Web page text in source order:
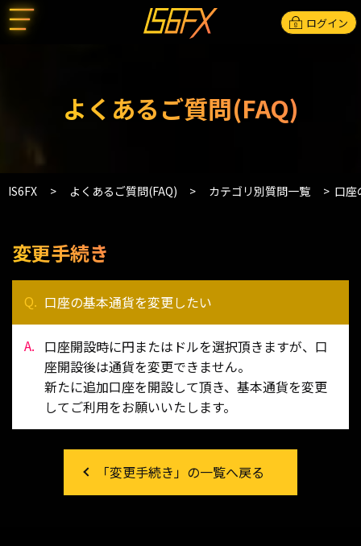
ログイン
よくあるご質問(FAQ)
IS6FX よくあるご質問(FAQ) カテゴリ別質問一覧 口座
変更手続き
口座の基本通貨を変更したい
口座開設時に円またはドルを選択頂きますが、口
座開設後は通貨を変更できません。
新たに追加口座を開設して頂き、基本通貨を変更
してご利用をお願いいたします。
「変更手続き」の一覧へ戻る